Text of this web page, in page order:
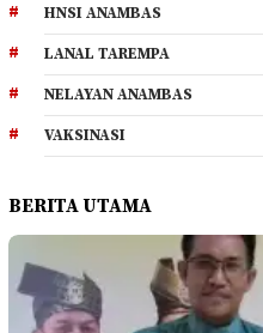
HNSI ANAMBAS
LANAL TAREMPA
NELAYAN ANAMBAS
VAKSINASI
BERITA UTAMA